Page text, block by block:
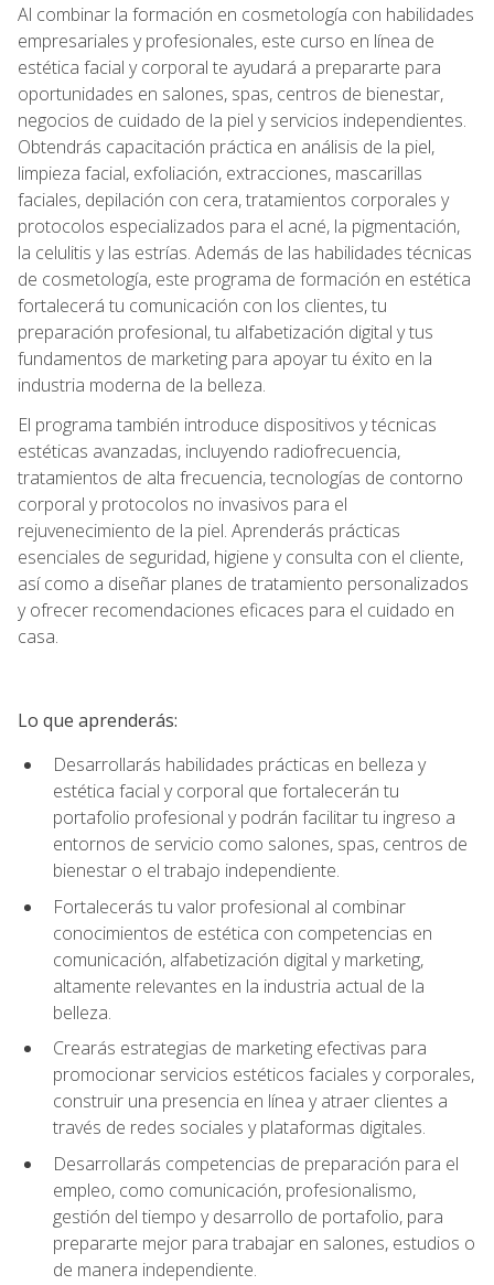
Al combinar la formación en cosmetología con habilidades
empresariales y profesionales, este curso en línea de
estética facial y corporal te ayudará a prepararte para
oportunidades en salones, spas, centros de bienestar,
negocios de cuidado de la piel y servicios independientes.
Obtendrás capacitación práctica en análisis de la piel,
limpieza facial, exfoliación, extracciones, mascarillas
faciales, depilación con cera, tratamientos corporales y
protocolos especializados para el acné, la pigmentación,
la celulitis y las estrías. Además de las habilidades técnicas
de cosmetología, este programa de formación en estética
fortalecerá tu comunicación con los clientes, tu
preparación profesional, tu alfabetización digital y tus
fundamentos de marketing para apoyar tu éxito en la
industria moderna de la belleza.
El programa también introduce dispositivos y técnicas
estéticas avanzadas, incluyendo radiofrecuencia,
tratamientos de alta frecuencia, tecnologías de contorno
corporal y protocolos no invasivos para el
rejuvenecimiento de la piel. Aprenderás prácticas
esenciales de seguridad, higiene y consulta con el cliente,
así como a diseñar planes de tratamiento personalizados
y ofrecer recomendaciones eficaces para el cuidado en
casa.
Lo que aprenderás:
Desarrollarás habilidades prácticas en belleza y
estética facial y corporal que fortalecerán tu
portafolio profesional y podrán facilitar tu ingreso a
entornos de servicio como salones, spas, centros de
bienestar o el trabajo independiente.
Fortalecerás tu valor profesional al combinar
conocimientos de estética con competencias en
comunicación, alfabetización digital y marketing,
altamente relevantes en la industria actual de la
belleza.
Crearás estrategias de marketing efectivas para
promocionar servicios estéticos faciales y corporales,
construir una presencia en línea y atraer clientes a
través de redes sociales y plataformas digitales.
Desarrollarás competencias de preparación para el
empleo, como comunicación, profesionalismo,
gestión del tiempo y desarrollo de portafolio, para
prepararte mejor para trabajar en salones, estudios o
de manera independiente.